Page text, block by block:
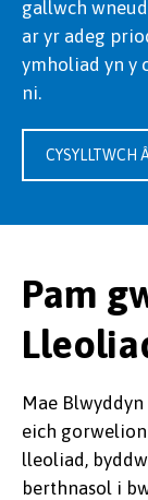
gallwch
ar yr adeg
ymholiad yn y
ni.
CYSYLLTWCH
Pam
Mae
eich
lleoliad,
berthnasol i